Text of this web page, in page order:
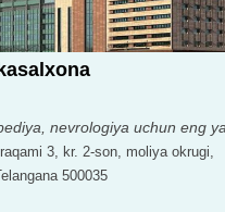
nevrologiya uchun eng
3, kr. 2-son, moliya okrugi,
500035